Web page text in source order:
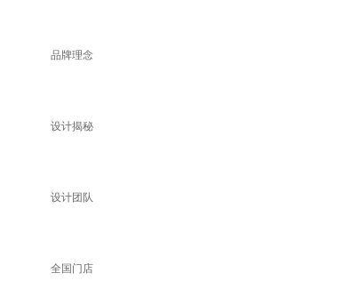
品牌理念
设计揭秘
设计团队
全国门店